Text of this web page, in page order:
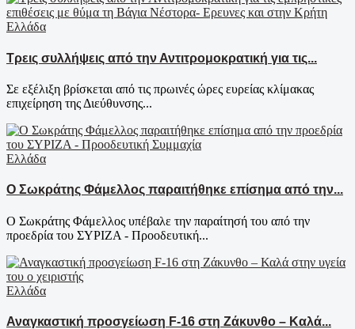
Ελλάδα
Τρεις συλλήψεις από την Αντιτρομοκρατική για τις...
Σε εξέλιξη βρίσκεται από τις πρωινές ώρες ευρείας κλίμακας
επιχείρηση της Διεύθυνσης...
Ελλάδα
Ο Σωκράτης Φάμελλος παραιτήθηκε επίσημα από την...
Ο Σωκράτης Φάμελλος υπέβαλε την παραίτησή του από την
προεδρία του ΣΥΡΙΖΑ - Προοδευτική...
Ελλάδα
Αναγκαστική προσγείωση F-16 στη Ζάκυνθο – Καλά...